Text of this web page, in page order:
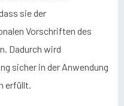
sie der
Vorschriften des
Dadurch wird
sicher in der Anwendung
erfüllt.